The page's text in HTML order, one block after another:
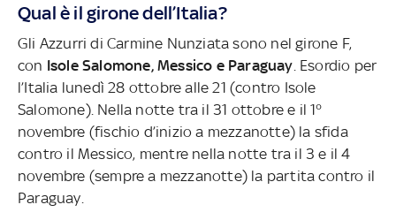
Qual è il girone dell’Italia?
Gli Azzurri di Carmine Nunziata sono nel girone F,
con Isole Salomone, Messico e Paraguay . Esordio per
l’Italia lunedì 28 ottobre alle 21 (contro Isole
Salomone). Nella notte tra il 31 ottobre e il 1°
novembre (fischio d’inizio a mezzanotte) la sfida
contro il Messico, mentre nella notte tra il 3 e il 4
novembre (sempre a mezzanotte) la partita contro il
Paraguay.